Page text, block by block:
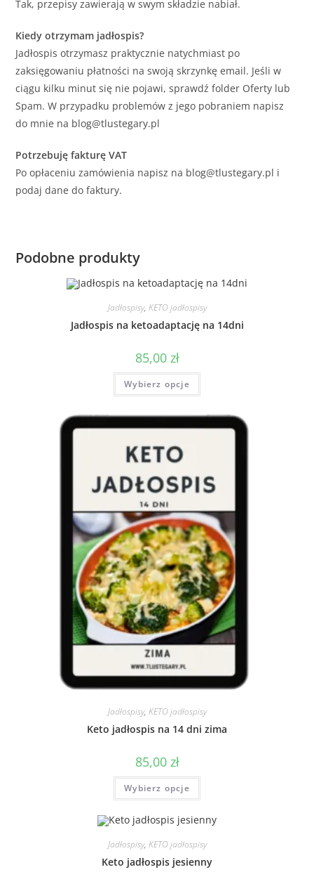
Tak, przepisy zawierają w swym składzie nabiał.
Kiedy otrzymam jadłospis?
Jadłospis otrzymasz praktycznie natychmiast po
zaksięgowaniu płatności na swoją skrzynkę email. Jeśli w
ciągu kilku minut się nie pojawi, sprawdź folder Oferty lub
Spam. W przypadku problemów z jego pobraniem napisz
do mnie na blog@tlustegary.pl
Potrzebuję fakturę VAT
Po opłaceniu zamówienia napisz na blog@tlustegary.pl i
podaj dane do faktury.
Podobne produkty
Jadłospisy, KETO jadłospisy
Jadłospis na ketoadaptację na 14dni
85,00 zł
Wybierz opcje
Jadłospisy, KETO jadłospisy
Keto jadłospis na 14 dni zima
85,00 zł
Wybierz opcje
Jadłospisy, KETO jadłospisy
Keto jadłospis jesienny